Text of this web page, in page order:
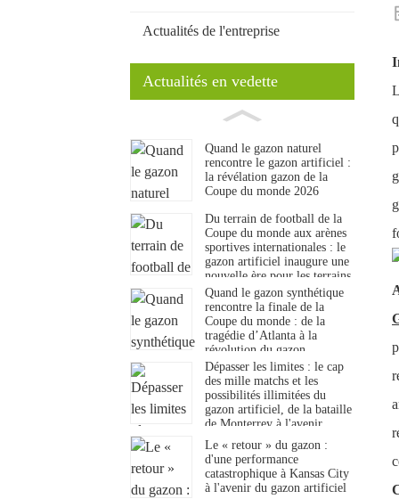
Actualités de l'entreprise
Actualités en vedette
Quand le gazon naturel
rencontre le gazon artificiel :
la révélation gazon de la
Coupe du monde 2026
Du terrain de football de la
Coupe du monde aux arènes
sportives internationales : le
gazon artificiel inaugure une
nouvelle ère pour les terrains
de football.
Quand le gazon synthétique
rencontre la finale de la
Coupe du monde : de la
tragédie d’Atlanta à la
révolution du gazon
synthétique
Dépasser les limites : le cap
des mille matchs et les
possibilités illimitées du
gazon artificiel, de la bataille
de Monterrey à l'avenir
Le « retour » du gazon :
d'une performance
catastrophique à Kansas City
à l'avenir du gazon artificiel